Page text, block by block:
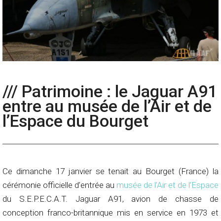
/// Patrimoine : le Jaguar A91
entre au musée de l’Air et de
l’Espace du Bourget
Ce dimanche 17 janvier se tenait au Bourget (France) la
cérémonie officielle d’entrée au musée de l’Air et de l’Espace
du S.E.P.E.C.A.T. Jaguar A91, avion de chasse de
conception franco-britannique mis en service en 1973 et